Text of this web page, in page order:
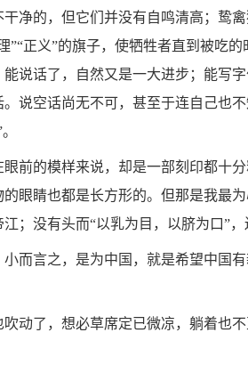
净的，但它们并没有自鸣清高；鸷
”“正义”的旗子，使牺牲者直到被吃
说话了，自然又是一大进步；能写
说空话尚无不可，甚至于连自己也
前的模样来说，却是一部刻印都十
眼睛也都是长方形的。但那是我最
；没有头而“以乳为目，以脐为口”，
而言之，是为中国，就是希望中国
动了，想必草席定已微凉，躺着也不